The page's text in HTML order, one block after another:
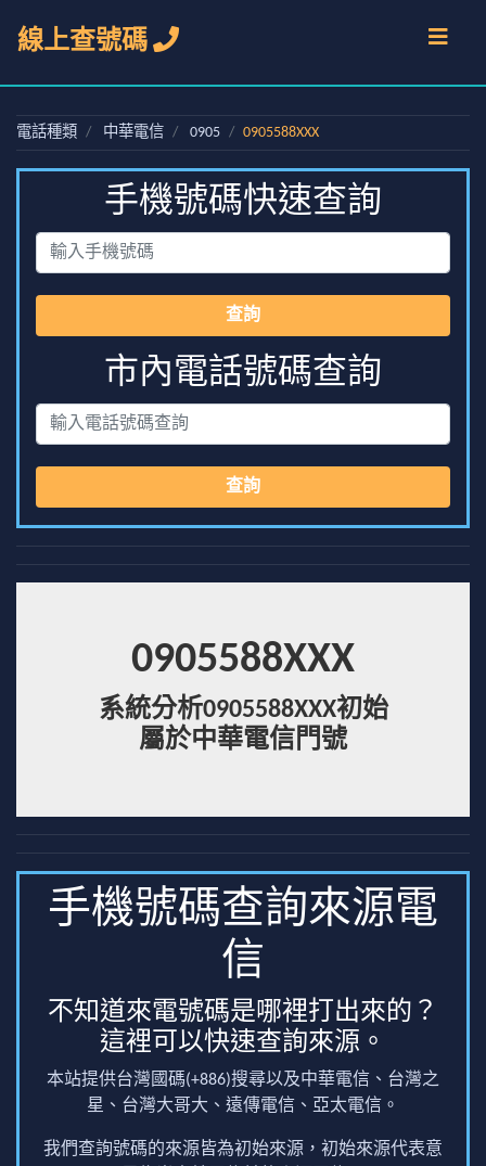
線上查號碼
電話種類 中華電信 0905 0905588XXX
手機號碼快速查詢
查詢
市內電話號碼查詢
查詢
0905588XXX
系統分析0905588XXX初始
屬於中華電信門號
手機號碼查詢來源電
信
不知道來電號碼是哪裡打出來的？
這裡可以快速查詢來源。
本站提供台灣國碼(+886)搜尋以及中華電信、台灣之
星、台灣大哥大、遠傳電信、亞太電信。
我們查詢號碼的來源皆為初始來源，初始來源代表意